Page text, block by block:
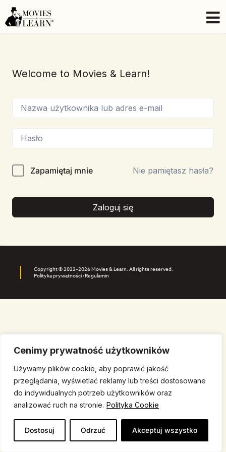
Cenimy prywatność użytkowników
Używamy plików cookie, aby poprawić jakość
przeglądania, wyświetlać reklamy lub treści dostosowane
do indywidualnych potrzeb użytkowników oraz
analizować ruch na stronie. Polityka Cookie
Dostosuj Odrzuć Akceptuj wszystko
Welcome to Movies & Learn!
Zapamiętaj mnie Nie pamiętasz hasła?
Zaloguj się
Copyright © 2022–2026 Movies & Learn. All rights reserved.
Polityka prywatności •Regulamin